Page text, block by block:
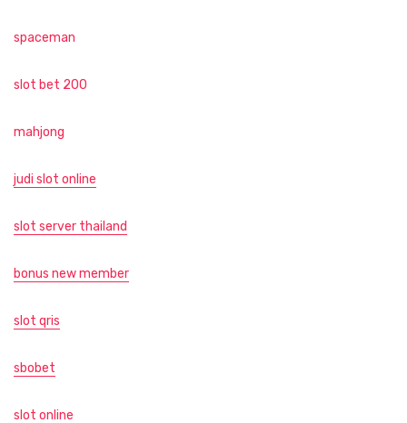
spaceman
slot bet 200
mahjong
judi slot online
slot server thailand
bonus new member
slot qris
sbobet
slot online